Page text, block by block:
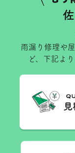
雨漏り修理や
ど、下記よ